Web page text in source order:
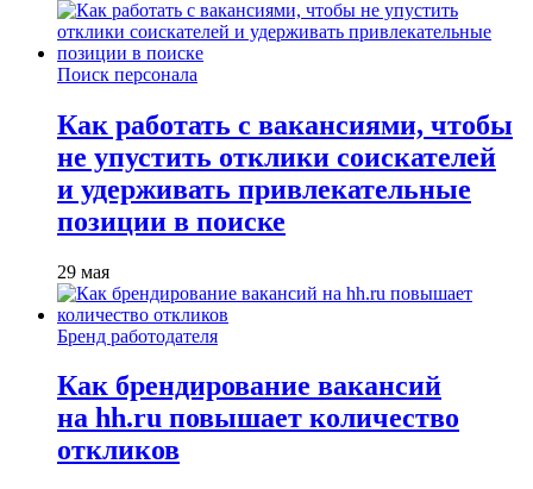
Поиск персонала
Как работать с вакансиями, чтобы
не упустить отклики соискателей
и удерживать привлекательные
позиции в поиске
29 мая
Бренд работодателя
Как брендирование вакансий
на hh.ru повышает количество
откликов